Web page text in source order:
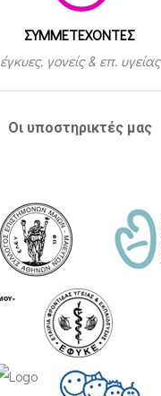
ΣΥΜΜΕΤEΧΟΝΤΕΣ
έγκυες, γονείς & επ. υγείας
Οι υποστηρικτές μας